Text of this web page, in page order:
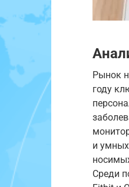
Рынок
году
и
Среди